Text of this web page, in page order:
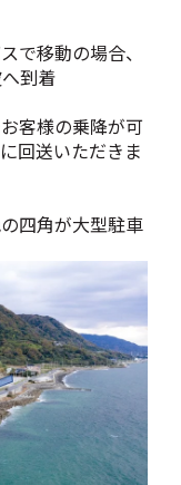
で移動の場合、
到着
客様の乗降が可
回送いただきま
四角が大型駐車